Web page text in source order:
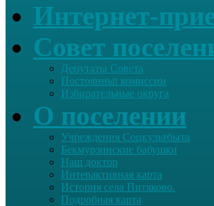
Интернет-
Совет
Депутаты Совета
Постоянныt комиссии
Избирательные округа
О поселении
Учреждения Соцкультбыта
Бекмурзинские бабушки
Наш доктор
Интерактивная карта
История села Питяково.
Подробная карта